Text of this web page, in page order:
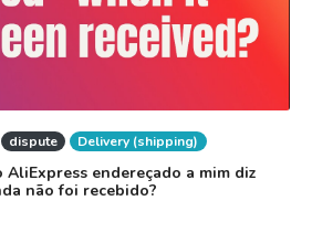
dispute Delivery (shipping)
AliExpress endereçado a mim diz
não foi recebido?